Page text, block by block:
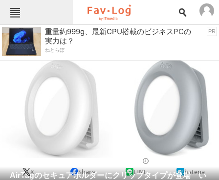
Fav-Logカテゴリー一覧
TOP
インテリア・収納 おもちゃ・ホビー
キッチン家電
キッチン用品
スイーツ・お菓子
スポーツ・レジャー スマホ・携帯電話
パソコン・タブレット
ペット 家電
重量約999g、最新CPU搭載のビジネスPCの
実力は？
ねとらぼ
PR
AirTagのセキュアホルダーにクリップタイプが登場 い
X Share LINE hatena